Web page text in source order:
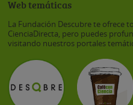
Web temáticas
La Fundación Descubre te ofrece
CienciaDirecta, pero puedes
visitando nuestros portales